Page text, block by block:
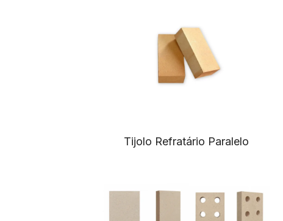
Tijolo Refratário Paralelo